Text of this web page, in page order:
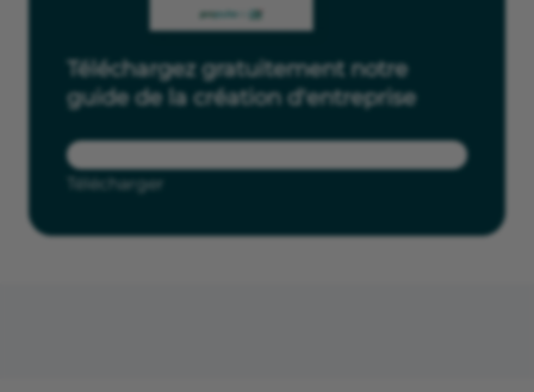
Téléchargez gratuitement notre
guide de la création d'entreprise
Télécharger